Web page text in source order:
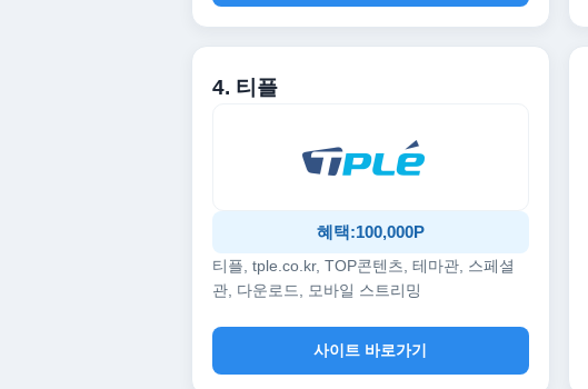
4. 티플
혜택:100,000P
티플, tple.co.kr, TOP콘텐츠, 테마관, 스페셜
관, 다운로드, 모바일 스트리밍
사이트 바로가기